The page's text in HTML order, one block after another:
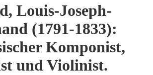
Louis-Joseph-
(1791-1833):
Komponist,
und Violinist.